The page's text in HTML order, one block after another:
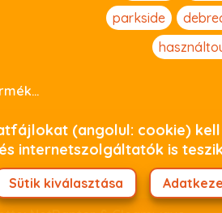
Raklapos Nagyker termékeink
parkside
(angolul: cookie)
internetszolgáltatók is
Sütik kiválasztása